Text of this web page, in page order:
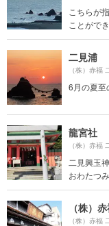
こちらが
ことがで
二見浦
（株）赤福
6月の夏
龍宮社
（株）赤福
二見興玉
おわたつ
（株）
（株）赤福